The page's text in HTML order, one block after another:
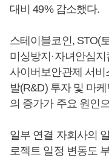
대비 49% 감소했다.
스테이블코인, STO(
미싱방지·자녀안심
사이버보안관제 서
발(R&D) 투자 및 마
의 증가가 주요 원인
일부 연결 자회사의
로젝트 일정 변동도